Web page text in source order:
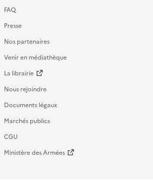
FAQ
Presse
Nos partenaires
Venir en médiathèque
La librairie
Nous rejoindre
Documents légaux
Marchés publics
CGU
Ministère des Armées